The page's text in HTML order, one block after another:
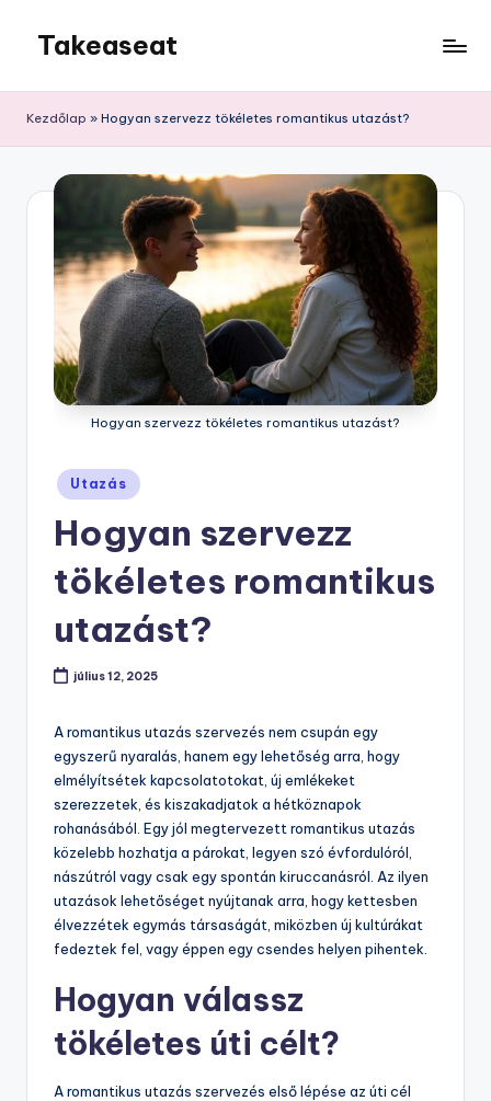
content
Takeaseat
Kezdőlap » Hogyan szervezz tökéletes romantikus utazást?
Hogyan szervezz tökéletes romantikus utazást?
Posted
in
Utazás
Hogyan szervezz
tökéletes romantikus
utazást?
július 12, 2025
A romantikus utazás szervezés nem csupán egy
egyszerű nyaralás, hanem egy lehetőség arra, hogy
elmélyítsétek kapcsolatotokat, új emlékeket
szerezzetek, és kiszakadjatok a hétköznapok
rohanásából. Egy jól megtervezett romantikus utazás
közelebb hozhatja a párokat, legyen szó évfordulóról,
nászútról vagy csak egy spontán kiruccanásról. Az ilyen
utazások lehetőséget nyújtanak arra, hogy kettesben
élvezzétek egymás társaságát, miközben új kultúrákat
fedeztek fel, vagy éppen egy csendes helyen pihentek.
Hogyan válassz
tökéletes úti célt?
A romantikus utazás szervezés első lépése az úti cél